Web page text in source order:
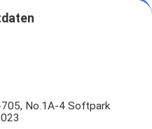
No.1A-4 Softpark